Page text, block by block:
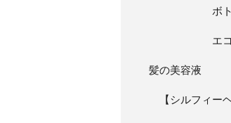
ボトルサ
エコパ
髪の美容液
【シルフィーヘ